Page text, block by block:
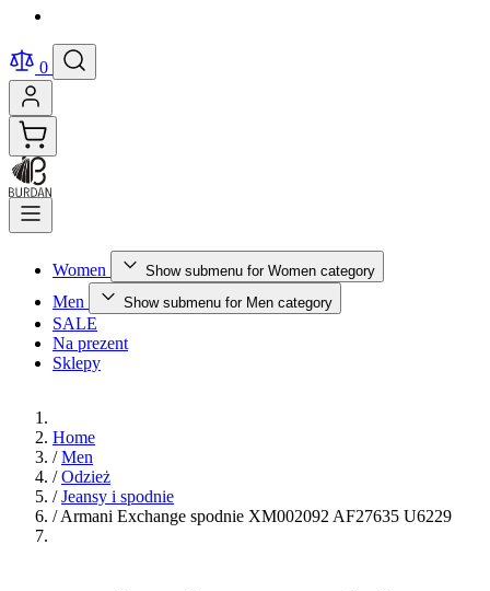
0
Women Show submenu for Women category
Men Show submenu for Men category
SALE
Na prezent
Sklepy
Home
/ Men
/ Odzież
/ Jeansy i spodnie
/ Armani Exchange spodnie XM002092 AF27635 U6229